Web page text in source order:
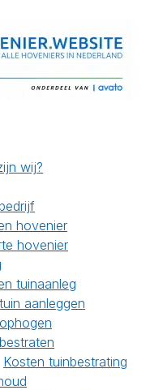
wij?
hovenier
hovenier
tuinaanleg
aanleggen
Kosten tuinbestrating